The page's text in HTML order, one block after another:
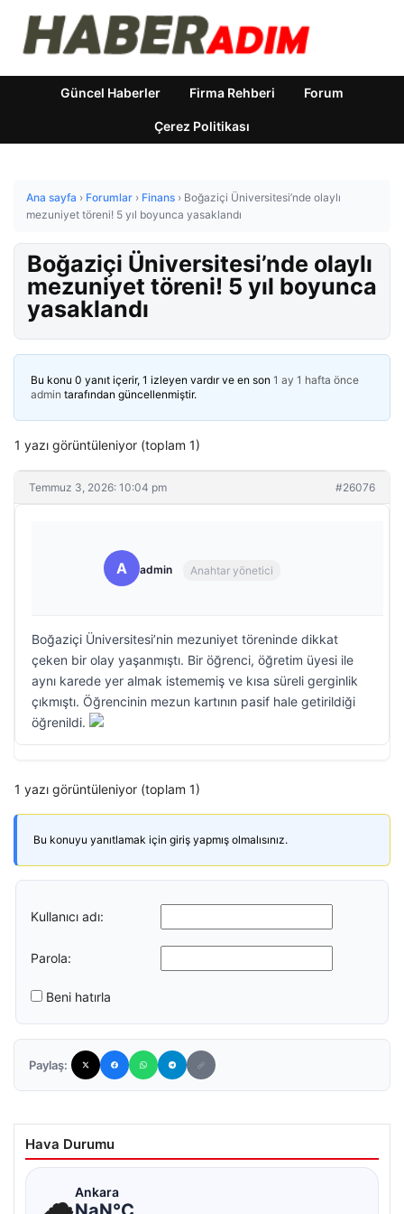
Güncel Haberler Firma Rehberi Forum
Çerez Politikası
Ana sayfa › Forumlar › Finans › Boğaziçi Üniversitesi’nde olaylı
mezuniyet töreni! 5 yıl boyunca yasaklandı
Boğaziçi Üniversitesi’nde olaylı
mezuniyet töreni! 5 yıl boyunca
yasaklandı
Bu konu 0 yanıt içerir, 1 izleyen vardır ve en son 1 ay 1 hafta önce
admin tarafından güncellenmiştir.
1 yazı görüntüleniyor (toplam 1)
Temmuz 3, 2026: 10:04 pm #26076
A admin Anahtar yönetici
Boğaziçi Üniversitesi’nin mezuniyet töreninde dikkat
çeken bir olay yaşanmıştı. Bir öğrenci, öğretim üyesi ile
aynı karede yer almak istememiş ve kısa süreli gerginlik
çıkmıştı. Öğrencinin mezun kartının pasif hale getirildiği
öğrenildi.
1 yazı görüntüleniyor (toplam 1)
Bu konuyu yanıtlamak için giriş yapmış olmalısınız.
Kullanıcı adı:
Parola:
Beni hatırla
Paylaş:
Hava Durumu
☁Ankara